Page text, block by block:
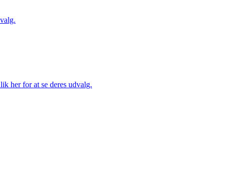
her for at se deres udvalg.